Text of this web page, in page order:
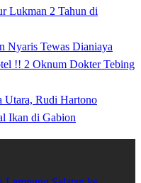
Lukman 2 Tahun di
Nyaris Tewas Dianiaya
!! 2 Oknum Dokter Tebing
Utara, Rudi Hartono
Ikan di Gabion